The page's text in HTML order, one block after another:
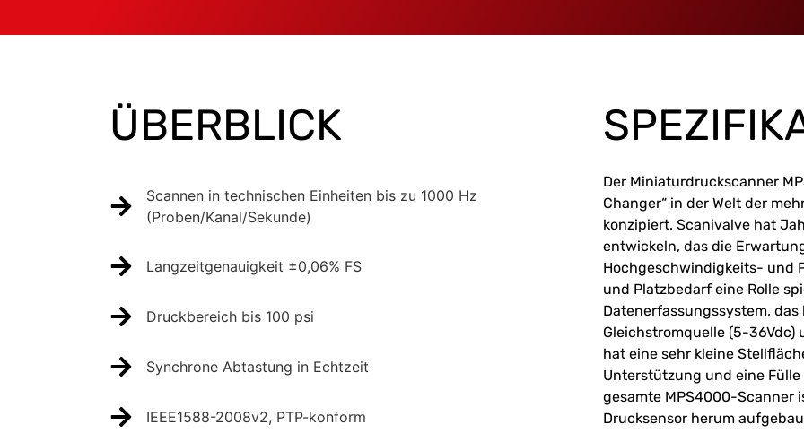
ÜBERBLICK
Scannen in technischen Einheiten bis zu 1000 Hz
(Proben/Kanal/Sekunde)
Langzeitgenauigkeit ±0,06% FS
Druckbereich bis 100 psi
Synchrone Abtastung in Echtzeit
IEEE1588-2008v2, PTP-konform
Der Miniaturdruckscanner
Changer“ in der Welt der
konzipiert. Scanivalve hat
entwickeln, das die
Hochgeschwindigkeits- und
und Platzbedarf eine Rolle
Datenerfassungssystem,
Gleichstromquelle (5-
hat eine sehr kleine
Unterstützung und eine
gesamte MPS4000-Scanner
Drucksensor herum